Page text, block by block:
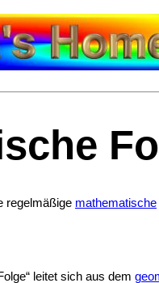
regelmäßige mathematische
leitet sich aus dem